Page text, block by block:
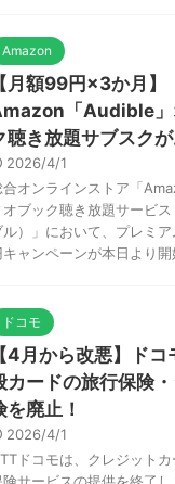
Amazon
【月額99円×3か月】
「Audible」
聴き放題サブスクが
2026/4/1
合オンラインストア「
オブック聴き放題サービ
ル）」において、プレミ
キャンペーンが本日より
ドコモ
【4月から改悪】ド
カードの旅行保険
を廃止！
2026/4/1
ドコモは、クレジット
険サービスの提供を終了